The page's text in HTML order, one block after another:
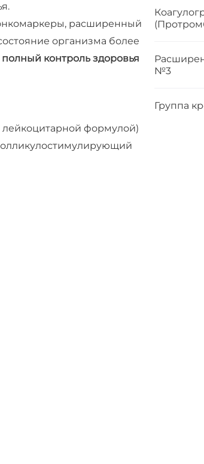
расширенный
организма более
контроль здоровья
формулой)
№3
Группа